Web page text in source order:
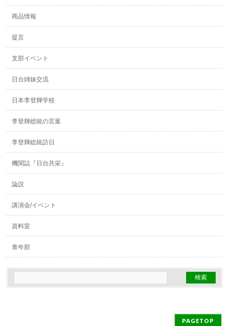
商品情報
提言
支部イベント
日台姉妹交流
日本李登輝学校
李登輝総統の言葉
李登輝総統訪日
機関誌『日台共栄』
論説
講演会/イベント
資料室
青年部
PAGETOP